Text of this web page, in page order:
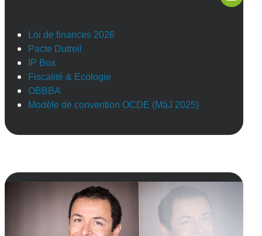
Loi de finances 2026
Pacte Dutreil
IP Box
Fiscalité & Ecologie
OBBBA
Modèle de convention OCDE (MàJ 2025)